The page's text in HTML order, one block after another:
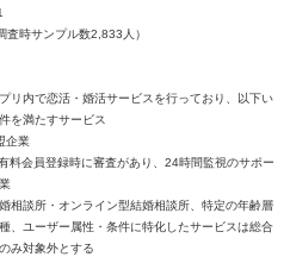
査時サンプル数2,833人）
リ内で恋活・婚活サービスを行っており、以下い
を満たすサービス
企業
料会員登録時に審査があり、24時間監視のサポー
相談所・オンライン型結婚相談所、特定の年齢層
、ユーザー属性・条件に特化したサービスは総合
み対象外とする